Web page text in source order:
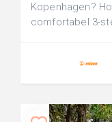
Kopenhagen?
comfortabel 3-